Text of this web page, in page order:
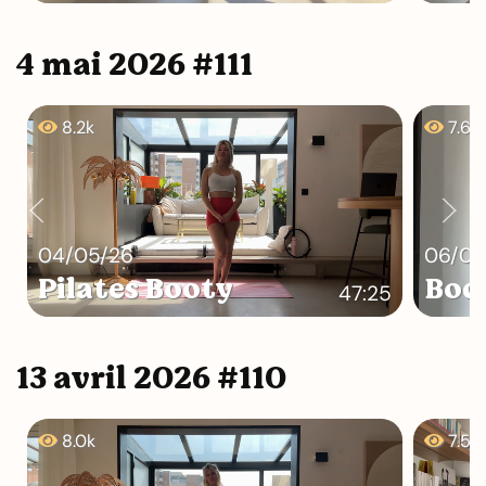
4 mai 2026 #111
04/05/26
Pilates Booty 47:25
8.2k
06/
7.6k
13 avril 2026 #110
8.0k 7.5k